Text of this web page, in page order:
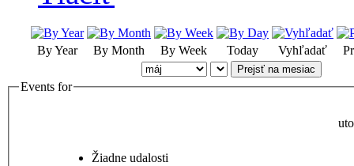
By Year By Month By Week Today Vyhľadať
Prejsť na mesiac
Events for
Žiadne udalosti